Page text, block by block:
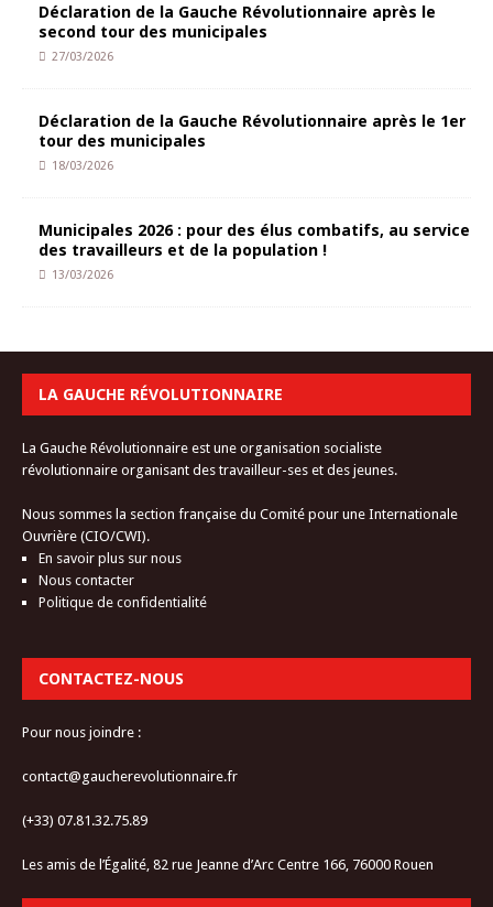
Déclaration de la Gauche Révolutionnaire après le
second tour des municipales
27/03/2026
Déclaration de la Gauche Révolutionnaire après le 1er
tour des municipales
18/03/2026
Municipales 2026 : pour des élus combatifs, au service
des travailleurs et de la population !
13/03/2026
LA GAUCHE RÉVOLUTIONNAIRE
La Gauche Révolutionnaire est une organisation socialiste
révolutionnaire organisant des travailleur-ses et des jeunes.
Nous sommes la section française du Comité pour une Internationale
Ouvrière (CIO/CWI).
En savoir plus sur nous
Nous contacter
Politique de confidentialité
CONTACTEZ-NOUS
Pour nous joindre :
contact@gaucherevolutionnaire.fr
(+33) 07.81.32.75.89
Les amis de l’Égalité, 82 rue Jeanne d’Arc Centre 166, 76000 Rouen